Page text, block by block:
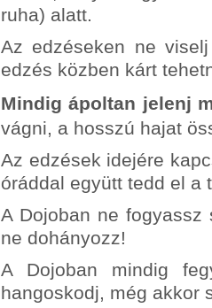
ruha) alatt.
Az edzéseken ne
edzés közben kárt
Mindig ápoltan jelenj
vágni, a hosszú hajat
Az edzések idejére
óráddal együtt tedd el a
A Dojoban ne
ne dohányozz!
A Dojoban mindig
hangoskodj, még akkor